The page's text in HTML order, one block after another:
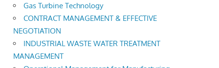
Gas Turbine Technology
CONTRACT MANAGEMENT & EFFECTIVE
NEGOTIATION
INDUSTRIAL WASTE WATER TREATMENT
MANAGEMENT